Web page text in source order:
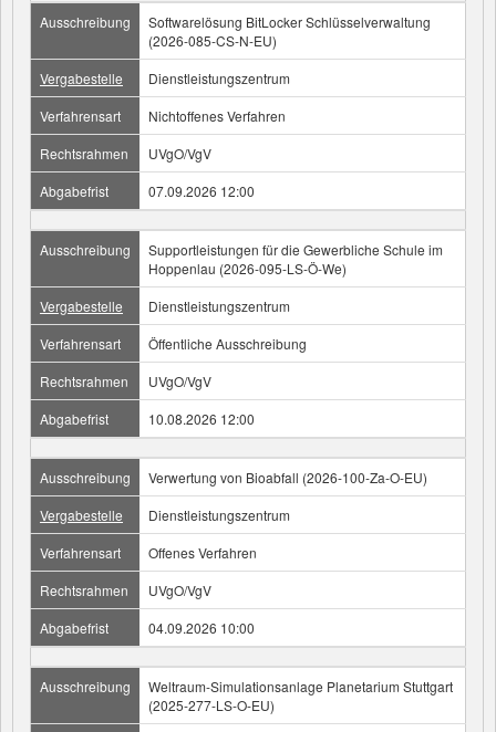
Ausschreibung
Softwarelösung BitLocker Schlüsselverwaltung
(2026-085-CS-N-EU)
Vergabestelle
Dienstleistungszentrum
Verfahrensart
Nichtoffenes Verfahren
Rechtsrahmen
UVgO/VgV
Abgabefrist
07.09.2026 12:00
Ausschreibung
Supportleistungen für die Gewerbliche Schule im
Hoppenlau (2026-095-LS-Ö-We)
Vergabestelle
Dienstleistungszentrum
Verfahrensart
Öffentliche Ausschreibung
Rechtsrahmen
UVgO/VgV
Abgabefrist
10.08.2026 12:00
Ausschreibung
Verwertung von Bioabfall (2026-100-Za-O-EU)
Vergabestelle
Dienstleistungszentrum
Verfahrensart
Offenes Verfahren
Rechtsrahmen
UVgO/VgV
Abgabefrist
04.09.2026 10:00
Ausschreibung
Weltraum-Simulationsanlage Planetarium Stuttgart
(2025-277-LS-O-EU)